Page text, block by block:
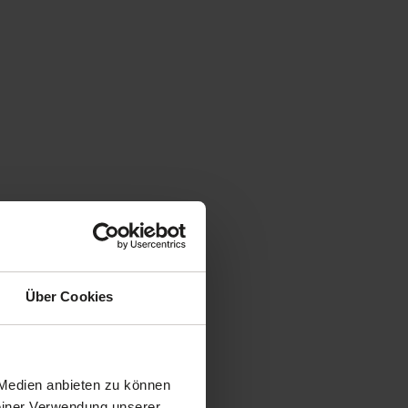
Über Cookies
anbieten zu können